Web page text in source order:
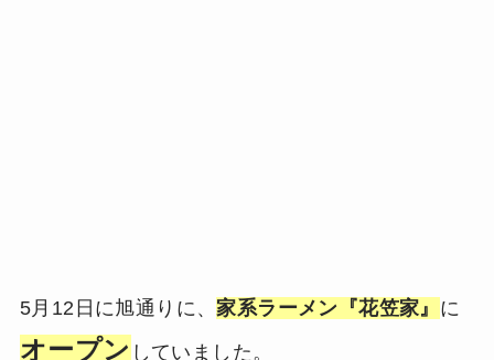
5月12日に旭通りに、家系ラーメン『花笠家』 に
オープン していました。